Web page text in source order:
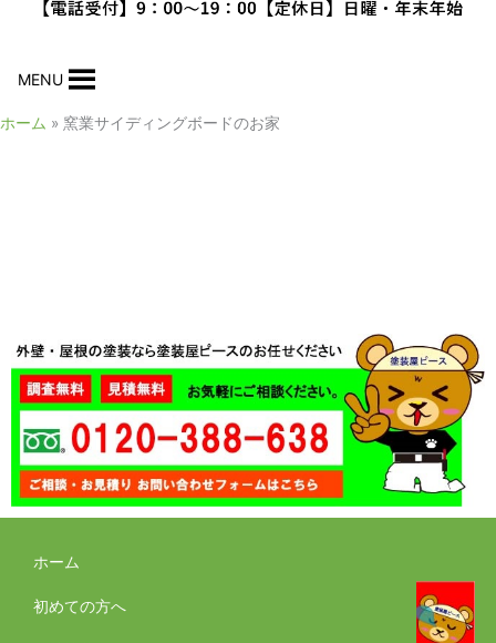
MENU
ホーム 窯業サイディングボードのお家
ホーム
初めての方へ